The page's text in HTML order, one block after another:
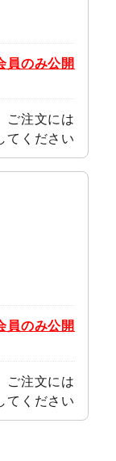
員のみ公開
ご注文には
てください
員のみ公開
ご注文には
てください